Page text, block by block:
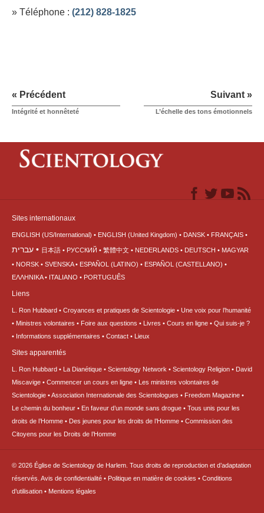
» Téléphone : (212) 828-1825
« Précédent
Intégrité et honnêteté
Suivant »
L’échelle des tons émotionnels
Sites internationaux
ENGLISH (US/International) ENGLISH (United Kingdom) DANSK FRANÇAIS
עברית 日本語 РУССКИЙ 繁體中文 NEDERLANDS DEUTSCH
MAGYAR
NORSK
SVENSKA ESPAÑOL (LATINO)
ESPAÑOL (CASTELLANO)
ΕΛΛΗΝΙΚA
ITALIANO PORTUGUÊS
Liens
L. Ron Hubbard Croyances et pratiques de Scientologie
Une voix pour l’humanité
Ministres volontaires
Foire aux questions Livres Cours en ligne
Qui suis-je ?
Informations supplémentaires
Contact Lieux
Sites apparentés
L. Ron Hubbard La Dianétique Scientology Network Scientology Religion
David
Miscavige
Commencer un cours en ligne
Les ministres volontaires de
Scientologie
Association Internationale des Scientologues
Freedom Magazine
Le chemin du bonheur
En faveur d’un monde sans drogue
Tous unis pour les
droits de l’Homme
Des jeunes pour les droits de l’Homme
Commission des
Citoyens pour les Droits de l’Homme
© 2026 Église de Scientology de Harlem. Tous droits de reproduction et d’adaptation
réservés. Avis de confidentialité • Politique en matière de cookies • Conditions
d’utilisation • Mentions légales